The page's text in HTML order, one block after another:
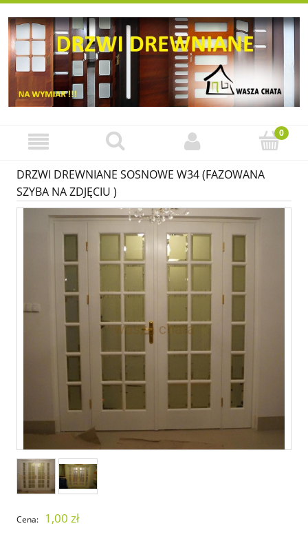
DRZWI DREWNIANE SOSNOWE W34 (FAZOWANA
SZYBA NA ZDJĘCIU )
Cena: 1,00 zł